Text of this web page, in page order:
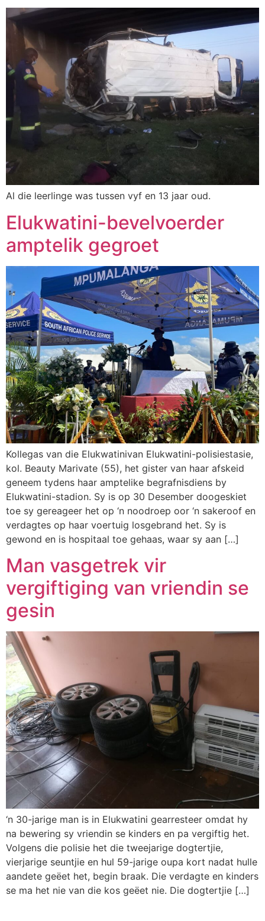
Al die leerlinge was tussen vyf en 13 jaar oud.
Elukwatini-bevelvoerder
amptelik gegroet
Kollegas van die Elukwatinivan Elukwatini-polisiestasie,
kol. Beauty Marivate (55), het gister van haar afskeid
geneem tydens haar amptelike begrafnisdiens by
Elukwatini-stadion. Sy is op 30 Desember doogeskiet
toe sy gereageer het op ‘n noodroep oor ‘n sakeroof en
verdagtes op haar voertuig losgebrand het. Sy is
gewond en is hospitaal toe gehaas, waar sy aan […]
Man vasgetrek vir
vergiftiging van vriendin se
gesin
‘n 30-jarige man is in Elukwatini gearresteer omdat hy
na bewering sy vriendin se kinders en pa vergiftig het.
Volgens die polisie het die tweejarige dogtertjie,
vierjarige seuntjie en hul 59-jarige oupa kort nadat hulle
aandete geëet het, begin braak. Die verdagte en kinders
se ma het nie van die kos geëet nie. Die dogtertjie […]